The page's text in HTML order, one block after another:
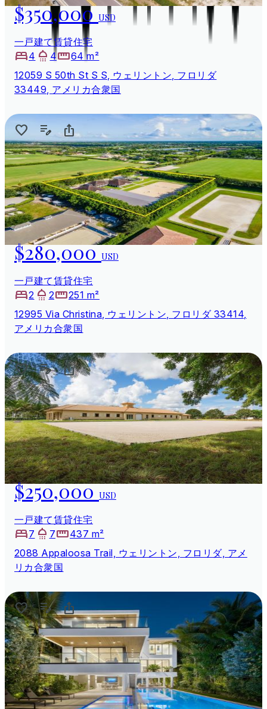
$350,000USD
一戸建て賃貸住宅
4
4
64 m²
12059 S 50th St S S, ウェリントン, フロリダ
33449, アメリカ合衆国
$280,000USD
一戸建て賃貸住宅
2
2
251 m²
12995 Via Christina, ウェリントン, フロリダ 33414,
アメリカ合衆国
$250,000USD
一戸建て賃貸住宅
7
7
437 m²
2088 Appaloosa Trail, ウェリントン, フロリダ, アメ
リカ合衆国